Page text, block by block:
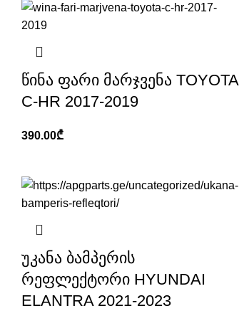
წინა ფარი მარჯვენა TOYOTA
C-HR 2017-2019
390.00₾
უკანა ბამპერის
რეფლექტორი HYUNDAI
ELANTRA 2021-2023